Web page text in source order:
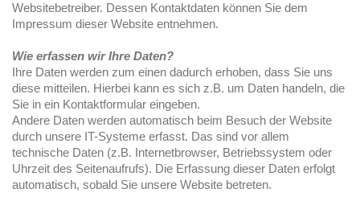
Websitebetreiber. Dessen Kontaktdaten können Sie dem
Impressum dieser Website entnehmen.
Wie erfassen wir Ihre Daten?
Ihre Daten werden zum einen dadurch erhoben, dass Sie uns
diese mitteilen. Hierbei kann es sich z.B. um Daten handeln, die
Sie in ein Kontaktformular eingeben.
Andere Daten werden automatisch beim Besuch der Website
durch unsere IT-Systeme erfasst. Das sind vor allem
technische Daten (z.B. Internetbrowser, Betriebssystem oder
Uhrzeit des Seitenaufrufs). Die Erfassung dieser Daten erfolgt
automatisch, sobald Sie unsere Website betreten.